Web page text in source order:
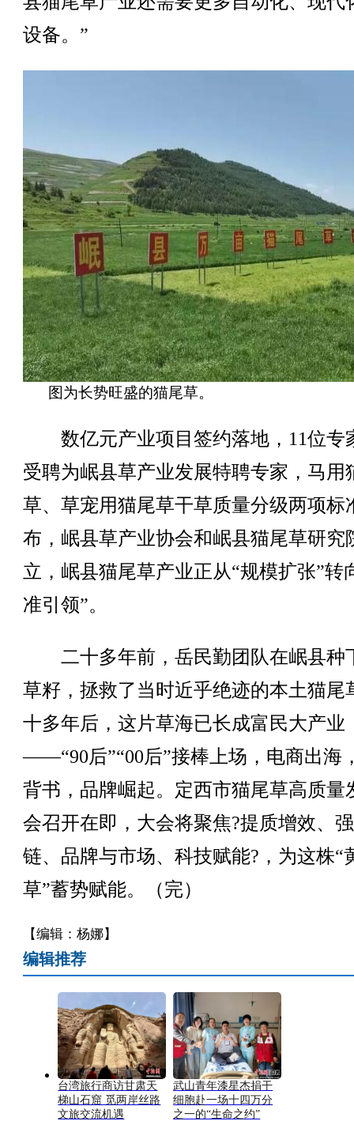
设备。”
图为长势旺盛的猫尾草。
数亿元产业项目签约落地，11位专
受聘为岷县草产业发展特聘专家，马用
草、草宠用猫尾草干草质量分级两项标
布，岷县草产业协会和岷县猫尾草研究
立，岷县猫尾草产业正从“规模扩张”转
准引领”。
二十多年前，岳民勤团队在岷县种
草籽，拯救了当时近乎绝迹的本土猫尾
十多年后，这片草海已长成富民大产业
——“90后”“00后”接棒上场，电商出海
背书，品牌崛起。定西市猫尾草高质量
会召开在即，大会将聚焦?提质增效、
链、品牌与市场、科技赋能?，为这株“
草”蓄势赋能。（完）
【编辑：杨娜】
编辑推荐
台湾旅行商访甘肃天
梯山石窟 觅两岸丝路
文旅交流机遇
武山青年漆星杰捐干
细胞赴一场十四万分
之一的“生命之约”